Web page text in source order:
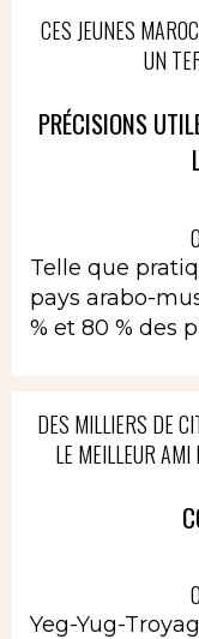
CES JEUNES
UN
PRÉCISIONS
Telle que
pays arabo-
% et 80 % des p
DES MILLIERS DE
LE MEILLEUR AMI
Yeg-Yug-